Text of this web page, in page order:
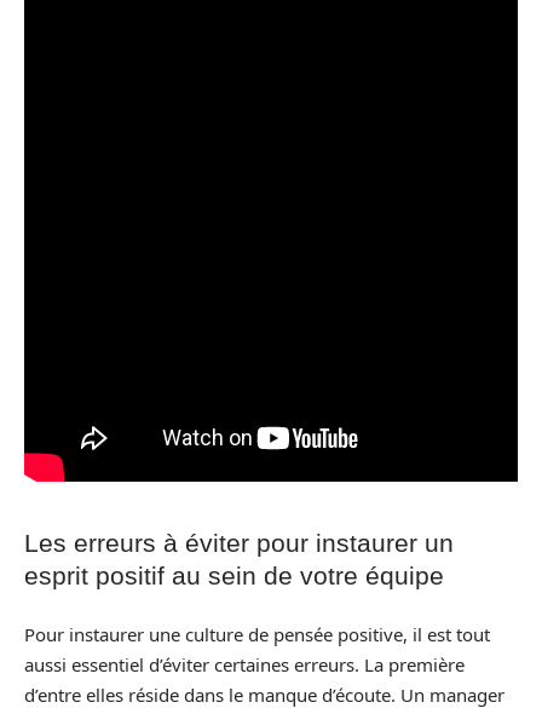
Les erreurs à éviter pour instaurer un
esprit positif au sein de votre équipe
Pour instaurer une culture de pensée positive, il est tout
aussi essentiel d’éviter certaines erreurs. La première
d’entre elles réside dans le manque d’écoute. Un manager